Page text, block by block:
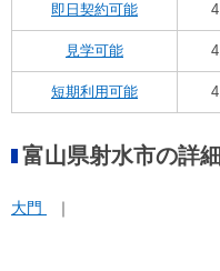
即日契約可能
見学可能
短期利用可能
富山県射水市の詳
大門